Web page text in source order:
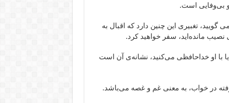
و بى‌وفايى است.
گویید، تغبیری این چنین دارد که اقبال به
مانده‌اید، سفر خواهید کرد.
یا با او خداحافظی می‌کنید، نشانه‌ی آن است
در خواب، به معنی غم و غصه می‌باشد.